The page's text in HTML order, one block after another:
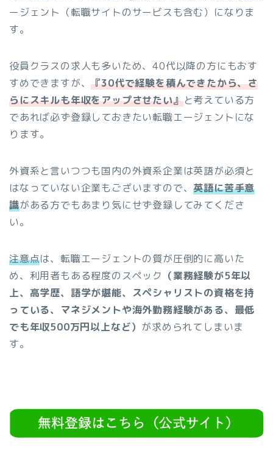
ージェント（転職サイトのサービスも含む）になりま
す。
役員クラスの求人も多いため、40代以降の方にもおす
すめできますが、『30代で経験を積んできたから、さ
らにスキルも年収をアップさせたい』と考えている方
であれば必ず登録しておきたい転職エージェントにな
ります。
外資系と言いつつも国内の外資系企業は英語が必須と
はなっていない企業もございますので、英語に苦手意
識がある方でもあまり気にせず登録してみてくださ
い。
注意点は、転職エージェントの質が圧倒的に高いた
め、利用者もある程度のスペック （業務経験が5年以
上、高学歴、語学が堪能、スペシャリストの資格を持
っている、マネジメントや海外勤務経験がある、最低
でも年収500万円以上など） が求められてしまいま
す。